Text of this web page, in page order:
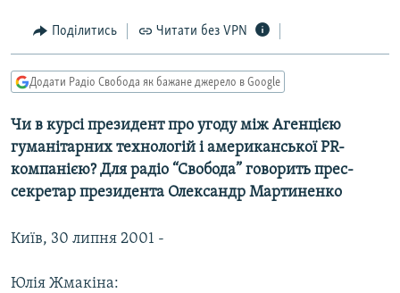
СВІТ
КИТАЙ.ВИКЛИКИ
МУЛЬТИМЕДІА
СПЕЦПРОЄКТИ
ПОДКАСТИ
РУС
УКР
Поділитись Читати без VPN
Додати Радіо Свобода як бажане джерело в Google
Чи в курсі президент про угоду між Агенцією
гуманітарних технологій і американської PR-
компанією? Для радіо “Свобода” говорить прес-
секретар президента Олександр Мартиненко
Київ, 30 липня 2001 -
Юлія Жмакіна: